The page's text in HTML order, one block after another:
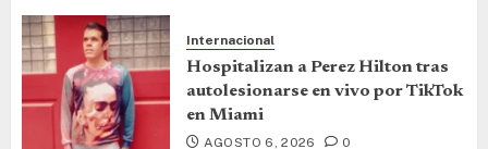
Internacional
Hospitalizan a Perez Hilton tras
autolesionarse en vivo por TikTok
en Miami
AGOSTO 6, 2026 0